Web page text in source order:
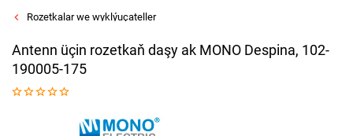
Rozetkalar we wyklýuçateller
Antenn üçin rozetkaň daşy ak MONO Despina, 102-
190005-175